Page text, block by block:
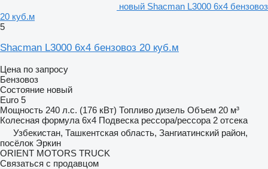
новый Shacman L3000 6x4 бензовоз
20 куб.м
5
Shacman L3000 6x4 бензовоз 20 куб.м
Цена по запросу
Бензовоз
Состояние новый
Euro 5
Мощность 240 л.с. (176 кВт) Топливо дизель Объем 20 м³
Колесная формула 6x4 Подвеска рессора/рессора 2 отсека
Узбекистан, Ташкентская область, Зангиатинский район,
посёлок Эркин
ORIENT MOTORS TRUCK
Связаться с продавцом